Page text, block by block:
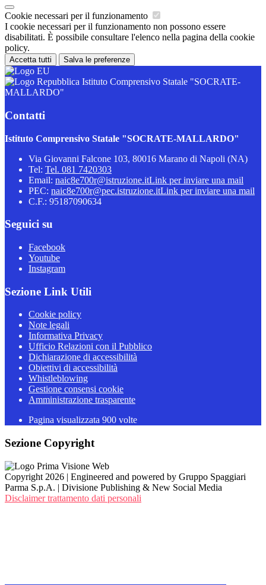
Cookie necessari per il funzionamento
I cookie necessari per il funzionamento non possono essere
disabilitati. È possibile consultare l'elenco nella pagina della cookie
policy.
Accetta tutti Salva le preferenze
Istituto Comprensivo Statale "SOCRATE-
MALLARDO"
Contatti
Istituto Comprensivo Statale "SOCRATE-MALLARDO"
Via Giovanni Falcone 103, 80016 Marano di Napoli (NA)
Tel: Tel. 081 7420303
Email: naic8e700r@istruzione.itLink per inviare una mail
PEC: naic8e700r@pec.istruzione.itLink per inviare una mail
C.F.: 95187090634
Seguici su
Facebook
Youtube
Instagram
Sezione Link Utili
Cookie policy
Note legali
Informativa Privacy
Ufficio Relazioni con il Pubblico
Dichiarazione di accessibilità
Obiettivi di accessibilità
Whistleblowing
Gestione consensi cookie
Amministrazione trasparente
Pagina visualizzata 900 volte
Sezione Copyright
Copyright 2026 | Engineered and powered by Gruppo Spaggiari
Parma S.p.A. | Divisione Publishing & New Social Media
Disclaimer trattamento dati personali